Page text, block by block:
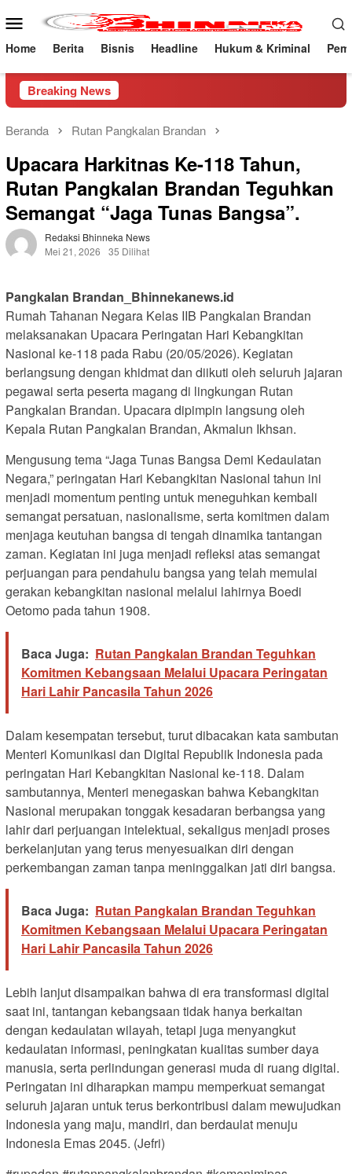
ke
konten
Menu
Mobile
Home Berita Bisnis Headline Hukum & Kriminal
Breaking News
Beranda Rutan Pangkalan Brandan
Upacara Harkitnas Ke-118 Tahun,
Rutan Pangkalan Brandan Teguhkan
Semangat “Jaga Tunas Bangsa”.
Redaksi Bhinneka News
Mei 21, 2026
35 Dilihat
Pangkalan Brandan_Bhinnekanews.id
Rumah Tahanan Negara Kelas IIB Pangkalan Brandan
melaksanakan Upacara Peringatan Hari Kebangkitan
Nasional ke-118 pada Rabu (20/05/2026). Kegiatan
berlangsung dengan khidmat dan diikuti oleh seluruh jajaran
pegawai serta peserta magang di lingkungan Rutan
Pangkalan Brandan. Upacara dipimpin langsung oleh
Kepala Rutan Pangkalan Brandan, Akmalun Ikhsan.
Mengusung tema “Jaga Tunas Bangsa Demi Kedaulatan
Negara,” peringatan Hari Kebangkitan Nasional tahun ini
menjadi momentum penting untuk meneguhkan kembali
semangat persatuan, nasionalisme, serta komitmen dalam
menjaga keutuhan bangsa di tengah dinamika tantangan
zaman. Kegiatan ini juga menjadi refleksi atas semangat
perjuangan para pendahulu bangsa yang telah memulai
gerakan kebangkitan nasional melalui lahirnya Boedi
Oetomo pada tahun 1908.
Baca Juga: Rutan Pangkalan Brandan Teguhkan
Komitmen Kebangsaan Melalui Upacara Peringatan
Hari Lahir Pancasila Tahun 2026
Dalam kesempatan tersebut, turut dibacakan kata sambutan
Menteri Komunikasi dan Digital Republik Indonesia pada
peringatan Hari Kebangkitan Nasional ke-118. Dalam
sambutannya, Menteri menegaskan bahwa Kebangkitan
Nasional merupakan tonggak kesadaran berbangsa yang
lahir dari perjuangan intelektual, sekaligus menjadi proses
berkelanjutan yang terus menyesuaikan diri dengan
perkembangan zaman tanpa meninggalkan jati diri bangsa.
Baca Juga: Rutan Pangkalan Brandan Teguhkan
Komitmen Kebangsaan Melalui Upacara Peringatan
Hari Lahir Pancasila Tahun 2026
Lebih lanjut disampaikan bahwa di era transformasi digital
saat ini, tantangan kebangsaan tidak hanya berkaitan
dengan kedaulatan wilayah, tetapi juga menyangkut
kedaulatan informasi, peningkatan kualitas sumber daya
manusia, serta perlindungan generasi muda di ruang digital.
Peringatan ini diharapkan mampu memperkuat semangat
seluruh jajaran untuk terus berkontribusi dalam mewujudkan
Indonesia yang maju, mandiri, dan berdaulat menuju
Indonesia Emas 2045. (Jefri)